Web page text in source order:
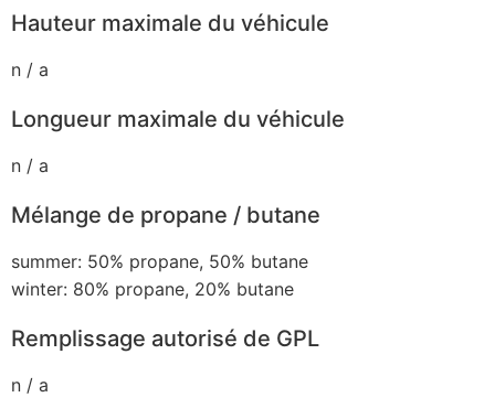
Hauteur maximale du véhicule
n / a
Longueur maximale du véhicule
n / a
Mélange de propane / butane
summer: 50% propane, 50% butane
winter: 80% propane, 20% butane
Remplissage autorisé de GPL
n / a